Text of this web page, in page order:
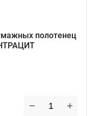
полотенец